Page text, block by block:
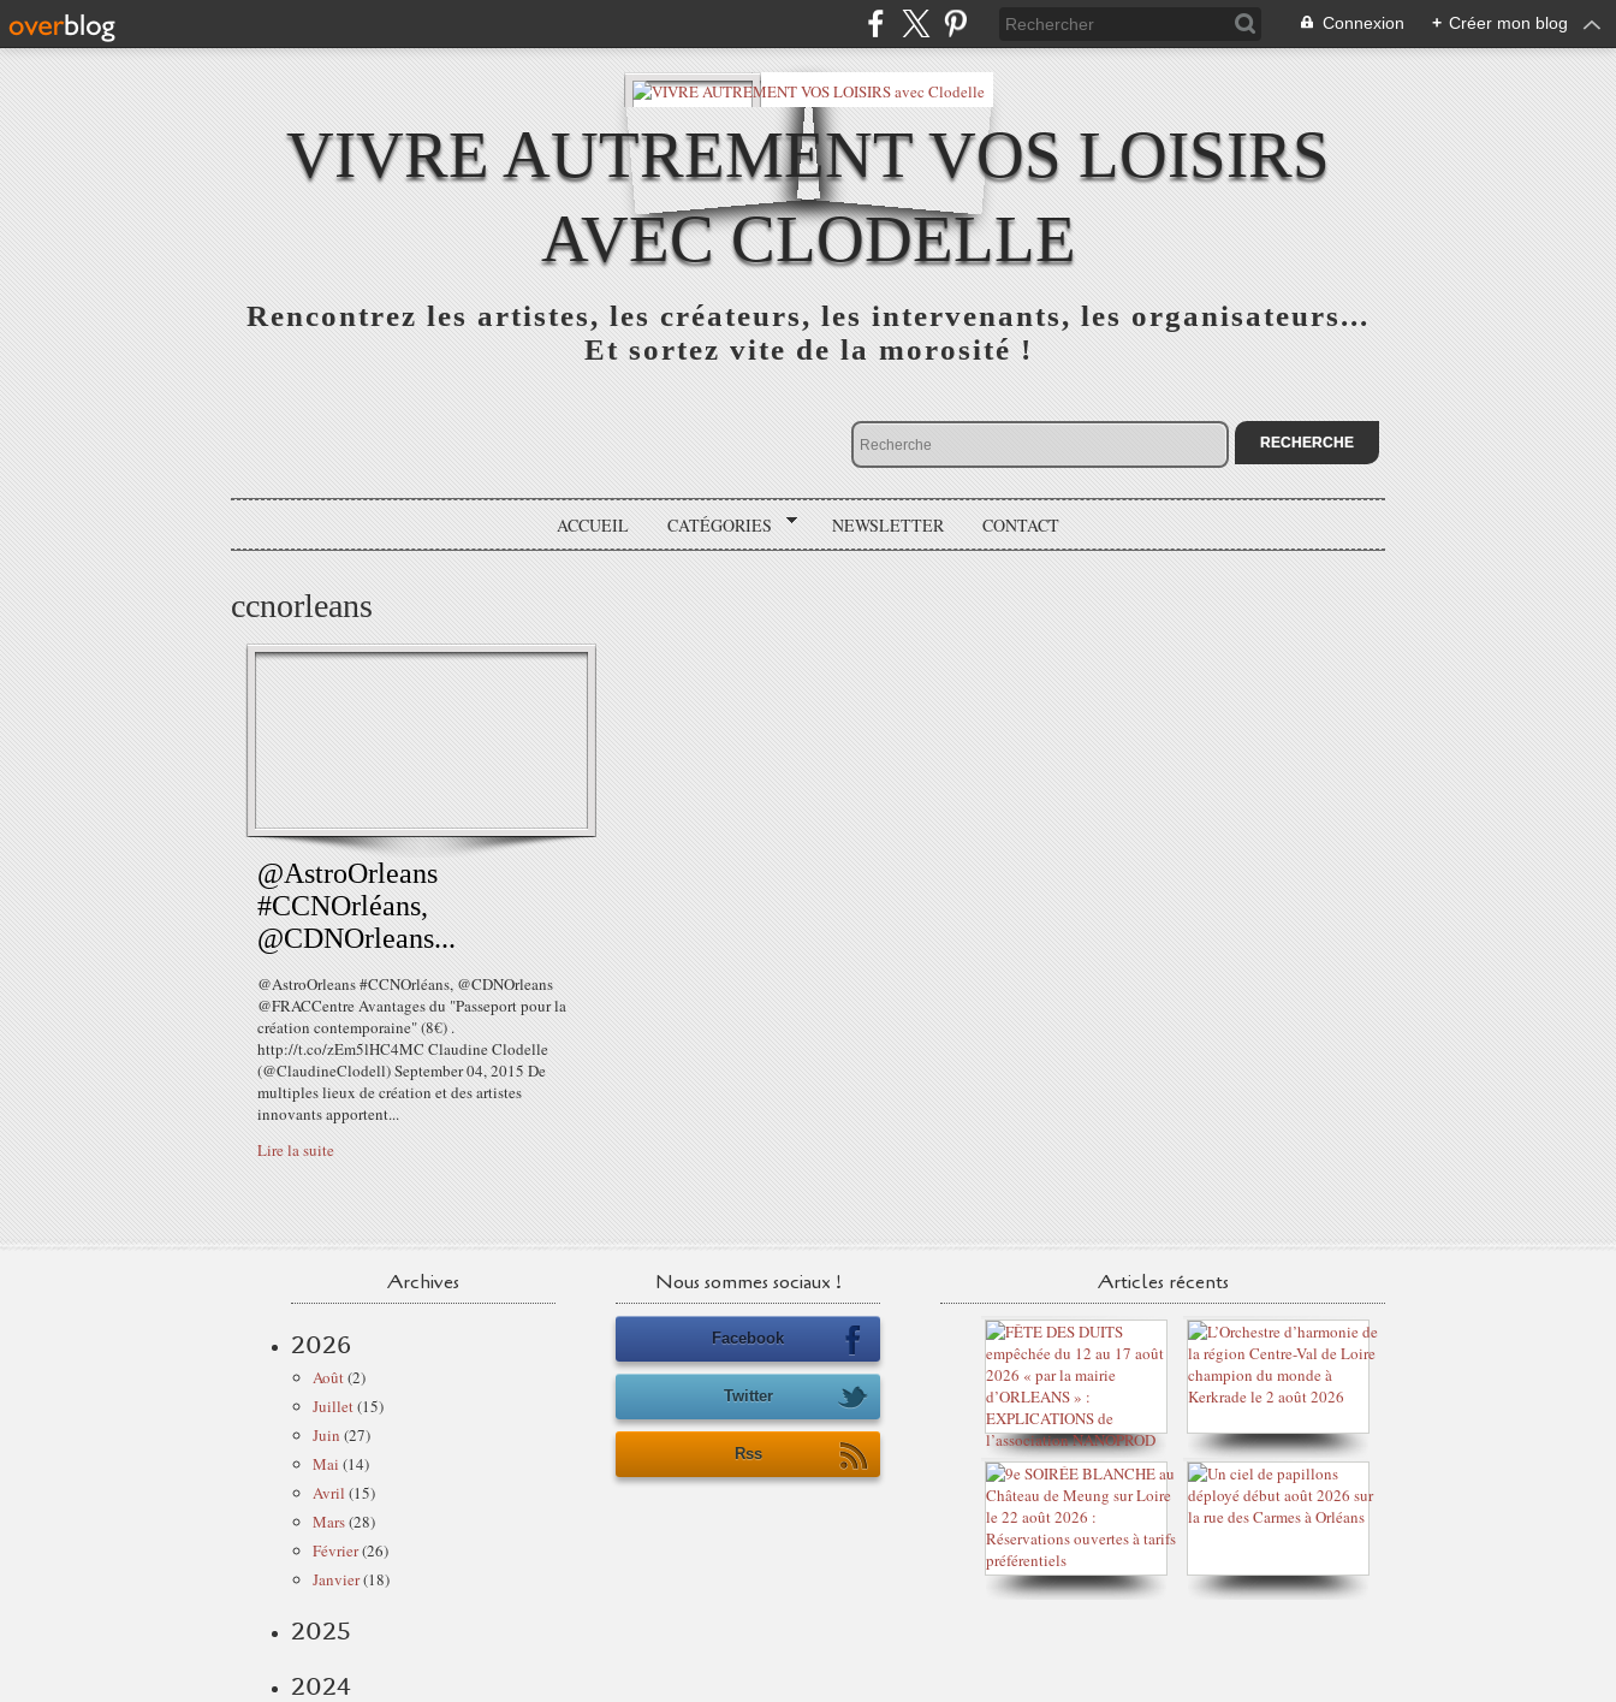
Connexion + Créer mon blog
VIVRE AUTREMENT VOS LOISIRS
AVEC CLODELLE
Rencontrez les artistes, les créateurs, les intervenants, les organisateurs...
Et sortez vite de la morosité !
ACCUEIL CATÉGORIES NEWSLETTER CONTACT
ccnorleans
@AstroOrleans
#CCNOrléans,
@CDNOrleans...
@AstroOrleans #CCNOrléans, @CDNOrleans
@FRACCentre Avantages du "Passeport pour la
création contemporaine" (8€) .
http://t.co/zEm5lHC4MC Claudine Clodelle
(@ClaudineClodell) September 04, 2015 De
multiples lieux de création et des artistes
innovants apportent...
Lire la suite
Archives
2026
Août(2)
Juillet(15)
Juin (27)
Mai (14)
Avril (15)
Mars(28)
Février(26)
Janvier(18)
2025
2024
Nous sommes sociaux !
Facebook
Twitter
Rss
Articles récents